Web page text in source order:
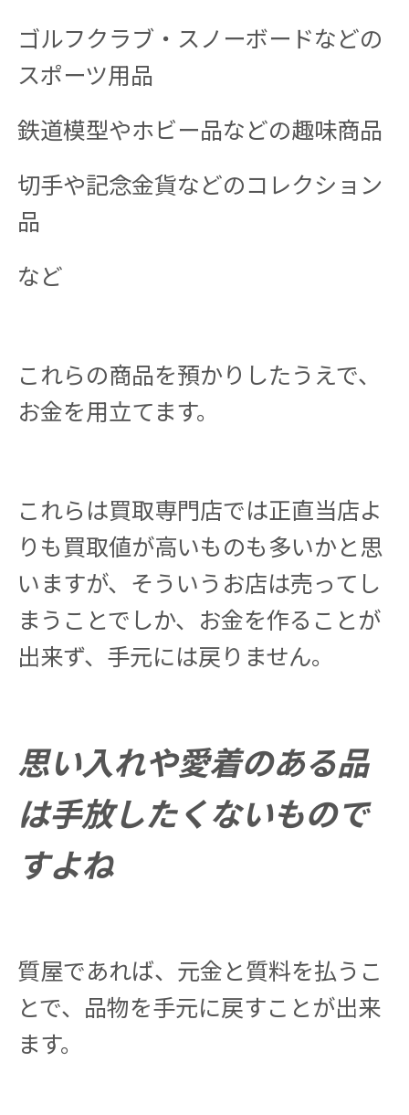
ゴルフクラブ・スノーボードなどの
スポーツ用品
鉄道模型やホビー品などの趣味商品
切手や記念金貨などのコレクション
品
など
これらの商品を預かりしたうえで、
お金を用立てます。
これらは買取専門店では正直当店よ
りも買取値が高いものも多いかと思
いますが、そういうお店は売ってし
まうことでしか、お金を作ることが
出来ず、手元には戻りません。
思い入れや愛着のある品
は手放したくないもので
すよね
質屋であれば、元金と質料を払うこ
とで、品物を手元に戻すことが出来
ます。